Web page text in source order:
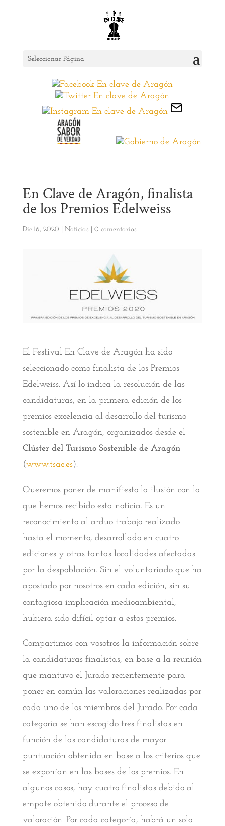
Seleccionar Página
En Clave de Aragón, finalista
de los Premios Edelweiss
Dic 16, 2020 Noticias 0 comentarios
El Festival En Clave de Aragón ha sido
seleccionado como finalista de los Premios
Edelweiss. Así lo indica la resolución de las
candidaturas, en la primera edición de los
premios excelencia al desarrollo del turismo
sostenible en Aragón, organizados desde el
Clúster del Turismo Sostenible de Aragón
(www.tsac.es).
Queremos poner de manifiesto la ilusión con la
que hemos recibido esta noticia. Es un
reconocimiento al arduo trabajo realizado
hasta el momento, desarrollado en cuatro
ediciones y otras tantas localidades afectadas
por la despoblación. Sin el voluntariado que ha
apostado por nosotros en cada edición, sin su
contagiosa implicación medioambiental,
hubiera sido difícil optar a estos premios.
Compartimos con vosotros la información sobre
la candidaturas finalistas, en base a la reunión
que mantuvo el Jurado recientemente para
poner en común las valoraciones realizadas por
cada uno de los miembros del Jurado. Por cada
categoría se han escogido tres finalistas en
función de las candidaturas de mayor
puntuación obtenida en base a los criterios que
se exponían en las bases de los premios. En
algunos casos, hay cuatro finalistas debido al
empate obtenido durante el proceso de
valoración. Por cada categoría, habrá un solo